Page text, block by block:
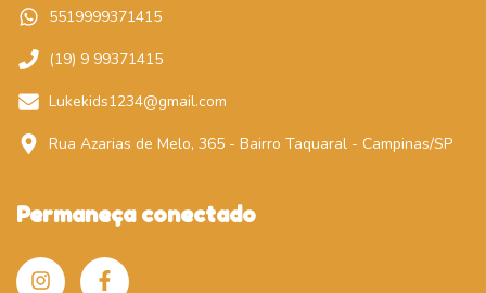
5519999371415
(19) 9 99371415
Lukekids1234@gmail.com
Rua Azarias de Melo, 365 - Bairro Taquaral - Campinas/SP
Permaneça conectado